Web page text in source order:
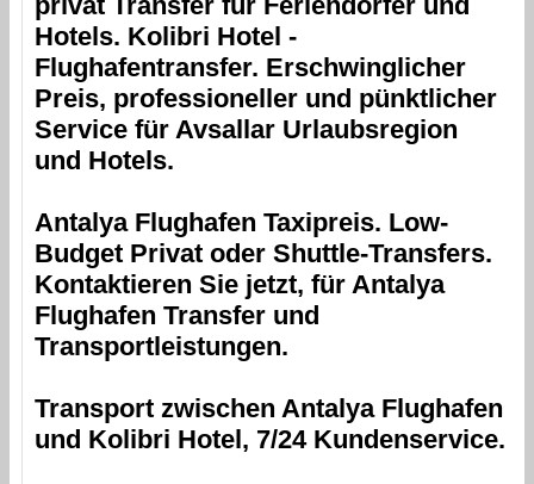
Hotels. Kolibri Hotel -
Flughafentransfer. Erschwinglicher
Preis, professioneller und pünktlicher
Service für Avsallar Urlaubsregion
und Hotels.
Antalya Flughafen Taxipreis. Low-
Budget Privat oder Shuttle-Transfers.
Kontaktieren Sie jetzt, für Antalya
Flughafen Transfer und
Transportleistungen.
Transport zwischen Antalya Flughafen
und Kolibri Hotel, 7/24 Kundenservice.